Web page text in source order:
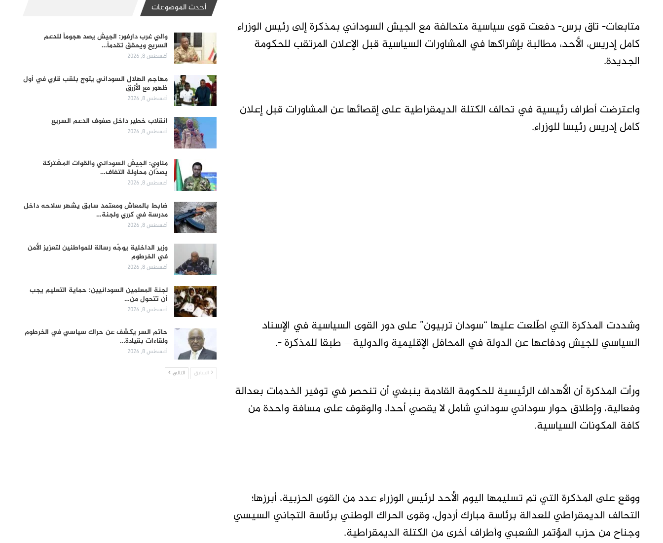
متابعات- تاق برس- دفعت قوى سياسية متحالفة مع الجيش السوداني بمذكرة إلى رئيس الوزراء
كامل إدريس، الأحد، مطالبة بإشراكها في المشاورات السياسية قبل الإعلان المرتقب للحكومة
الجديدة.
واعترضت أطراف رئيسية في تحالف الكتلة الديمقراطية على إقصائها عن المشاورات قبل إعلان
كامل إدريس رئيسا للوزراء.
وشددت المذكرة التي اطّلعت عليها “سودان تربيون” على دور القوى السياسية في الإسناد
السياسي للجيش ودفاعها عن الدولة في المحافل الإقليمية والدولية – طبقا للمذكرة -.
ورأت المذكرة أن الأهداف الرئيسية للحكومة القادمة ينبغي أن تنحصر في توفير الخدمات بعدالة
وفعالية، وإطلاق حوار سوداني سوداني شامل لا يقصي أحدا، والوقوف على مسافة واحدة من
كافة المكونات السياسية.
ووقع على المذكرة التي تم تسليمها اليوم الأحد لرئيس الوزراء عدد من القوى الحزبية، أبرزها؛
التحالف الديمقراطي للعدالة برئاسة مبارك أردول، وقوى الحراك الوطني برئاسة التجاني السيسي
وجناح من حزب المؤتمر الشعبي وأطراف أخرى من الكتلة الديمقراطية.
أحدث الموضوعات
والي غرب دارفور: الجيش يصد هجوماً للدعم
السريع ويحقق تقدماً…
أغسطس 8, 2026
مهاجم الهلال السوداني يتوج بلقب قاري في أول
ظهور مع الأزرق
أغسطس 8, 2026
انقلاب خطير داخل صفوف الدعم السريع
أغسطس 8, 2026
مناوي: الجيش السوداني والقوات المشتركة
يصدّان محاولة التفاف…
أغسطس 8, 2026
ضابط بالمعاش ومعتمد سابق يشهر سلاحه داخل
مدرسة في كرري ولجنة…
أغسطس 8, 2026
وزير الداخلية يوجّه رسالة للمواطنين لتعزيز الأمن
في الخرطوم
أغسطس 8, 2026
لجنة المعلمين السودانيين: حماية التعليم يجب
أن تتحول من…
أغسطس 8, 2026
حاتم السر يكشف عن حراك سياسي في الخرطوم
ولقاءات بقيادة…
أغسطس 8, 2026
السابق التالي